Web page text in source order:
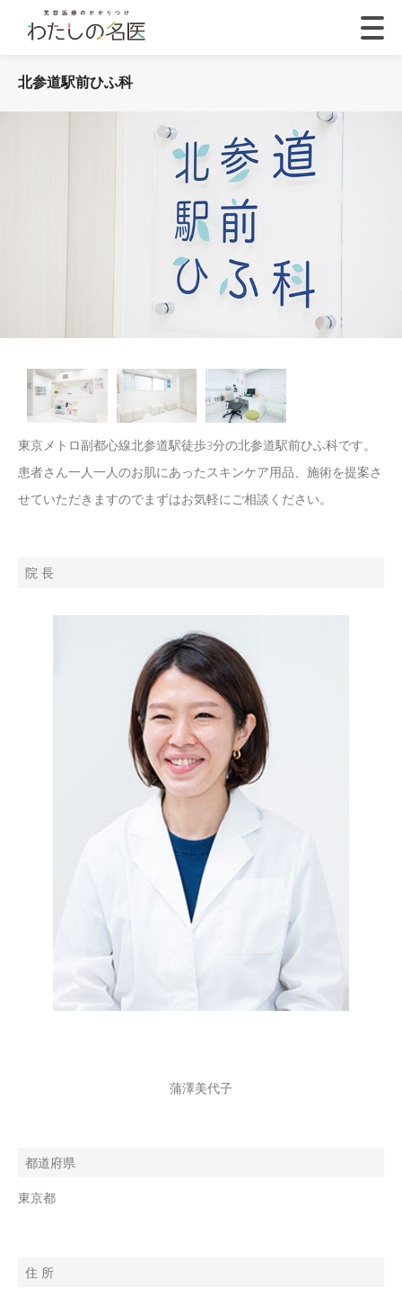
北参道駅前ひふ科
東京メトロ副都心線北参道駅徒歩3分の北参道駅前ひふ科です。
患者さん一人一人のお肌にあったスキンケア用品、施術を提案さ
せていただきますのでまずはお気軽にご相談ください。
院 長
蒲澤美代子
都道府県
東京都
住 所